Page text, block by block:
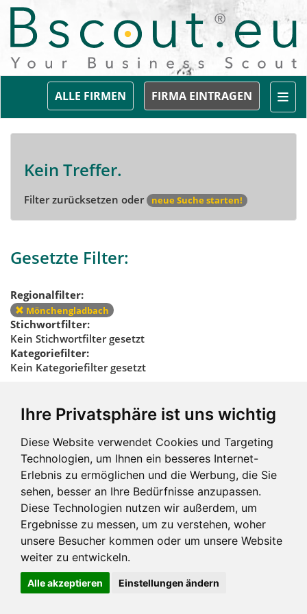
Ihre Privatsphäre ist uns wichtig
Diese Website verwendet Cookies und Targeting
Technologien, um Ihnen ein besseres Internet-
Erlebnis zu ermöglichen und die Werbung, die Sie
sehen, besser an Ihre Bedürfnisse anzupassen.
Diese Technologien nutzen wir außerdem, um
Ergebnisse zu messen, um zu verstehen, woher
unsere Besucher kommen oder um unsere Website
weiter zu entwickeln.
Alle akzeptieren Einstellungen ändern
FIRMA EINTRAGEN
ALLE FIRMEN
Kein Treffer.
Filter zurücksetzen oder neue Suche starten!
Gesetzte Filter:
Regionalfilter:
Mönchengladbach
Stichwortfilter:
Kein Stichwortfilter gesetzt
Kategoriefilter:
Kein Kategoriefilter gesetzt
Regionalfilter
zurücksetzen
Impressum und mehr